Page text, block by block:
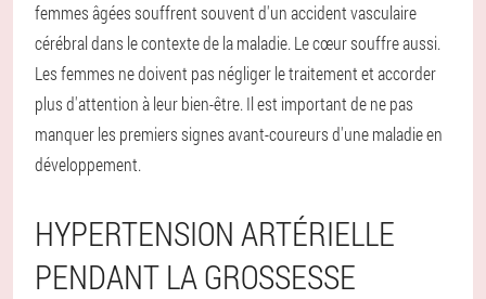
femmes âgées souffrent souvent d'un accident vasculaire
cérébral dans le contexte de la maladie. Le cœur souffre aussi.
Les femmes ne doivent pas négliger le traitement et accorder
plus d'attention à leur bien-être. Il est important de ne pas
manquer les premiers signes avant-coureurs d'une maladie en
développement.
HYPERTENSION ARTÉRIELLE
PENDANT LA GROSSESSE